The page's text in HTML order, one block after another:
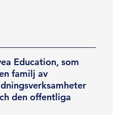
Education, som
familj av
den offentliga